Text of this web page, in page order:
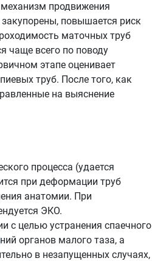
продвижения
повышается риск
маточных труб
чаще всего по поводу
этапе оценивает
труб. После того, как
на выяснение
процесса (удается
при деформации труб
анатомии. При
ЭКО.
с целью устранения спаечного
органов малого таза, а
в незапущенных случаях,